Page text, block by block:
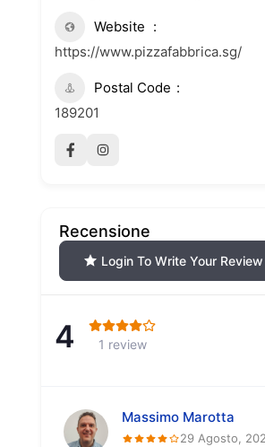
Website
https://www.pizzafabbrica.sg/
Postal Code
189201
Recensione
Login To Write Your Review
4 1 review
Massimo Marotta
29 Agosto,